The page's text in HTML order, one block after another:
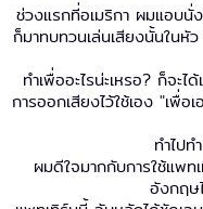
ช่วงแรกที่อเมริกา ผมแอบ
ก็มาทบทวนเล่นเสียงนั้นในหั
ทำเพื่ออะไรน่ะเหรอ? ก็จะ
การออกเสียงไว้ใช้เอง "เพื่อ
ทำไปท
ผมดีใจมากกับการใช้แพ
อังกฤษ